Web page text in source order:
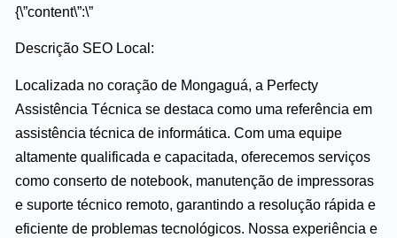
{\”content\”:\”
Descrição SEO Local:
Localizada no coração de Mongaguá, a Perfecty
Assistência Técnica se destaca como uma referência em
assistência técnica de informática. Com uma equipe
altamente qualificada e capacitada, oferecemos serviços
como conserto de notebook, manutenção de impressoras
e suporte técnico remoto, garantindo a resolução rápida e
eficiente de problemas tecnológicos. Nossa experiência e